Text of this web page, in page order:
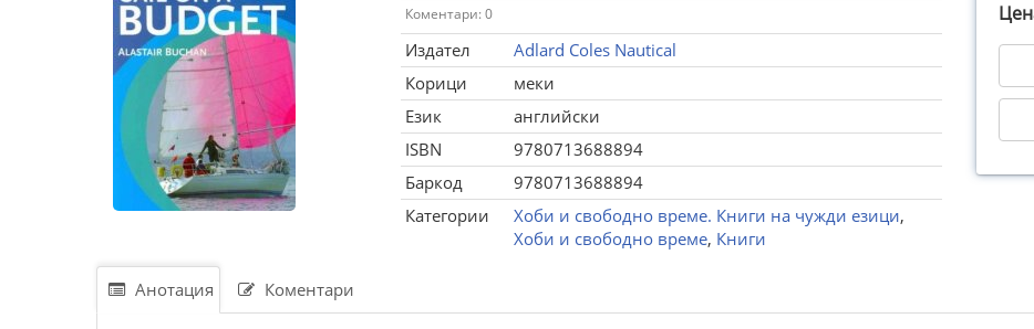
Коментари: 0
Издател
Adlard Coles Nautical
Корици
меки
Език
английски
ISBN
9780713688894
Баркод
9780713688894
Категории
Хоби и свободно време. Книги на чужди езици,
Хоби и свободно време, Книги
Анотация Коментари